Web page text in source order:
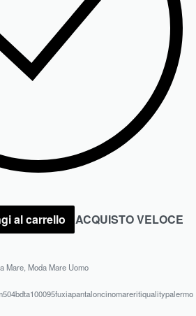
al carrello ACQUISTO VELOCE
Mare Moda Mare Uomo